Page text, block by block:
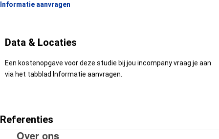
Informatie aanvragen
Data & Locaties
Een kostenopgave voor deze studie bij jou incompany vraag je aan
via het tabblad Informatie aanvragen.
Referenties
Over ons